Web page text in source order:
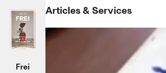
Frei
Articles & Services